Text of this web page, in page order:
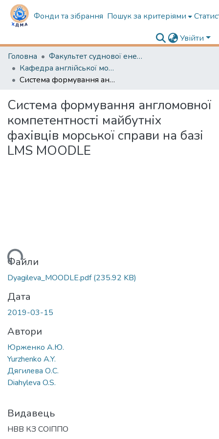
Фонди та зібрання Пошук за критеріями
Увійти
Головна
Факультет суднової енергетики
Кафедра англійської мови в судновій енергетиці
Cистема формування англомовної компетентності майбутніх фахівців морської справи на базі LMS MOODLE
Cистема формування англомовної
компетентності майбутніх
фахівців морської справи на базі
LMS MOODLE
Файли
Dyagileva_MOODLE.pdf(235.92 KB)
Дата
2019-03-15
Автори
Юрженко А.Ю.
Yurzhenko A.Y.
Дягилева О.С.
Diahyleva O.S.
Видавець
НВВ КЗ СОІППО